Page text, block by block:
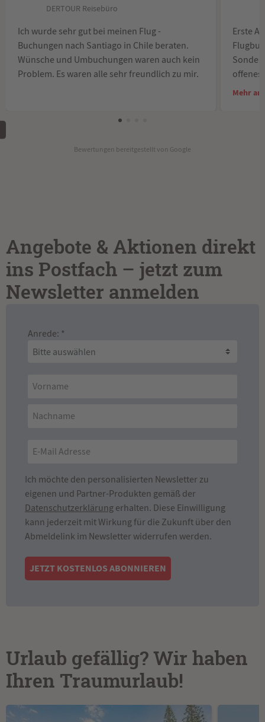
DERTOUR Reisebüro
Ich wurde sehr gut bei meinen Flug -
Buchungen nach Santiago in Chile beraten.
Wünsche und Umbuchungen waren auch kein
Problem. Es waren alle sehr freundlich zu mir.
Erste
offenes
Mehr
Bewertungen bereitgestellt von Google
Angebote & Aktionen direkt
ins Postfach – jetzt zum
Newsletter anmelden
Anrede: *
Ich möchte den personalisierten Newsletter zu
eigenen und Partner-Produkten gemäß der
Datenschutzerklärung erhalten. Diese Einwilligung
kann jederzeit mit Wirkung für die Zukunft über den
Abmeldelink im Newsletter widerrufen werden.
JETZT KOSTENLOS ABONNIEREN
Urlaub gefällig? Wir haben
Ihren Traumurlaub!